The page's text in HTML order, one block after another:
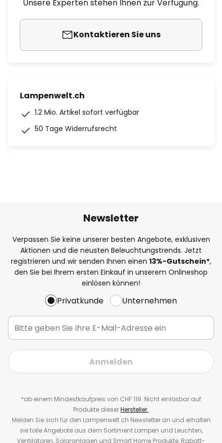
Unsere Experten stehen Ihnen zur Verfügung.
Kontaktieren Sie uns
Lampenwelt.ch
1.2 Mio. Artikel sofort verfügbar
50 Tage Widerrufsrecht
Newsletter
Verpassen Sie keine unserer besten Angebote, exklusiven
Aktionen und die neusten Beleuchtungstrends. Jetzt
registrieren und wir senden Ihnen einen 13%-Gutschein*,
den Sie bei Ihrem ersten Einkauf in unserem Onlineshop
einlösen können!
Privatkunde Unternehmen
Anmelden
*ab einem Mindestkaufpreis von CHF 119. Nicht einlösbar auf
Produkte dieserHersteller.
Melden Sie sich für den Lampenwelt.ch Newsletter an und erhalten
sie tolle Angebote aus dem Sortiment Lampen und Leuchten,
Ventilatoren, Solaranlagen und Smart Home Produkte, Rabatt-